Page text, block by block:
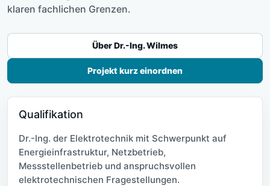
klaren fachlichen Grenzen.
Über Dr.-Ing. Wilmes
Projekt kurz einordnen
Qualifikation
Dr.-Ing. der Elektrotechnik mit Schwerpunkt auf
Energieinfrastruktur, Netzbetrieb,
Messstellenbetrieb und anspruchsvollen
elektrotechnischen Fragestellungen.